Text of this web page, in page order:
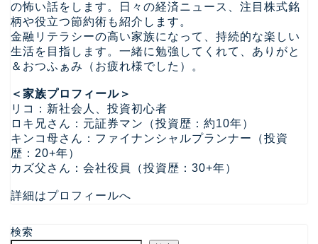
の怖い話をします。日々の経済ニュース、注目株式銘
柄や役立つ節約術も紹介します。
金融リテラシーの高い家族になって、持続的な楽しい
生活を目指します。一緒に勉強してくれて、ありがと
＆おつふぁみ（お疲れ様でした）。
＜家族プロフィール＞
リコ：新社会人、投資初心者
ロキ兄さん：元証券マン（投資歴：約10年）
キンコ母さん：ファイナンシャルプランナー（投資
歴：20+年）
カズ父さん：会社役員（投資歴：30+年）
詳細はプロフィールへ
検索